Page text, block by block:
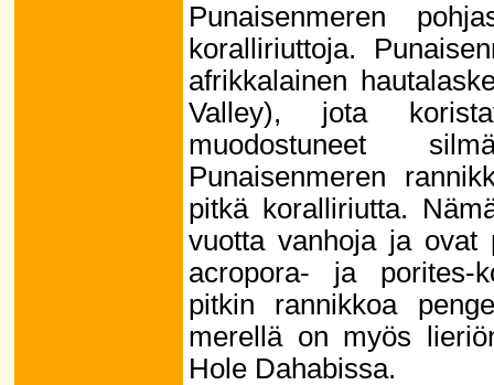
Punaisenmeren
koralliriuttoja.
afrikkalainen
Valley), jota
muodostuneet
Punaisenmeren
pitkä koralliriutta.
vuotta vanhoja ja ovat
acropora- ja porites-
pitkin rannikkoa
merellä on myös
Hole Dahabissa.